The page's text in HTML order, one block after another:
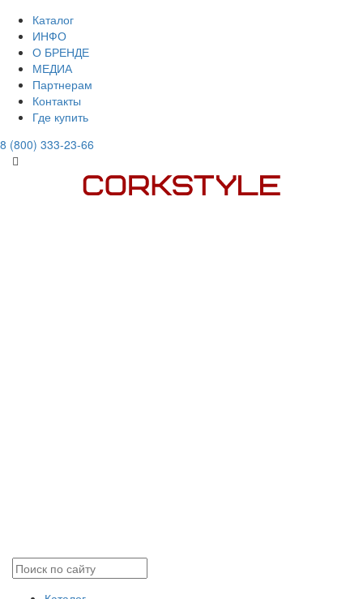
Каталог
ИНФО
О БРЕНДЕ
МЕДИА
Партнерам
Контакты
Где купить
8 (800) 333-23-66